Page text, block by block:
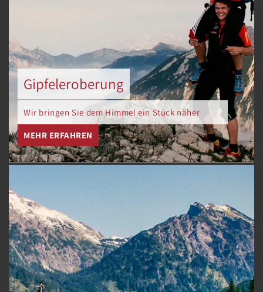
Gipfeleroberung
Wir bringen Sie dem Himmel ein Stück näher
MEHR ERFAHREN